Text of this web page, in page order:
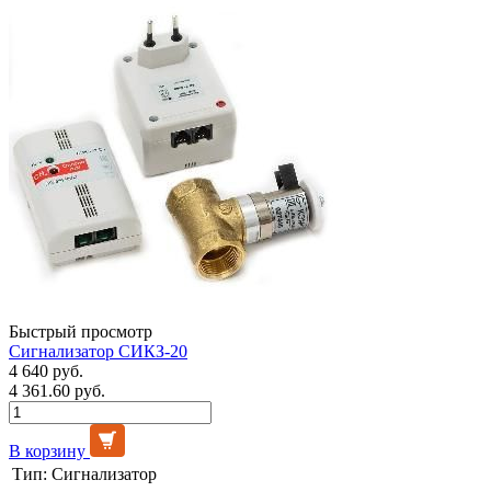
Быстрый просмотр
Сигнализатор СИКЗ-20
4 640 руб.
4 361.60 руб.
В корзину
Тип: Сигнализатор